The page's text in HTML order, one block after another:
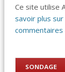
Ce site utilise
savoir plus
SONDAGE